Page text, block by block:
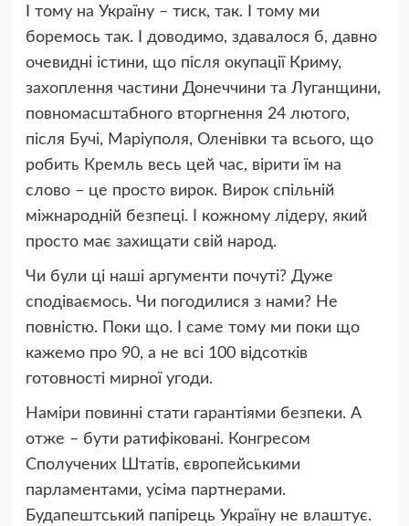
І тому на Україну – тиск, так. І тому ми
боремось так. І доводимо, здавалося б, давно
очевидні істини, що після окупації Криму,
захоплення частини Донеччини та Луганщини,
повномасштабного вторгнення 24 лютого,
після Бучі, Маріуполя, Оленівки та всього, що
робить Кремль весь цей час, вірити їм на
слово – це просто вирок. Вирок спільній
міжнародній безпеці. І кожному лідеру, який
просто має захищати свій народ.
Чи були ці наші аргументи почуті? Дуже
сподіваємось. Чи погодилися з нами? Не
повністю. Поки що. І саме тому ми поки що
кажемо про 90, а не всі 100 відсотків
готовності мирної угоди.
Наміри повинні стати гарантіями безпеки. А
отже – бути ратифіковані. Конгресом
Сполучених Штатів, європейськими
парламентами, усіма партнерами.
Будапештський папірець Україну не влаштує.